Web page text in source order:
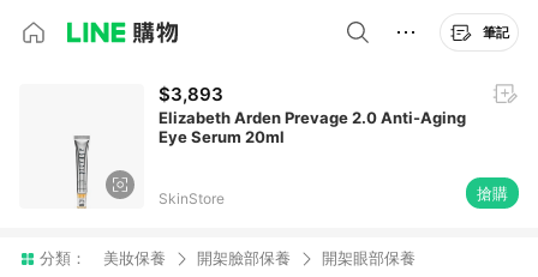
筆記
$3,893
Elizabeth Arden Prevage 2.0 Anti-Aging
Eye Serum 20ml
SkinStore 搶購
分類： 美妝保養 開架臉部保養 開架眼部保養